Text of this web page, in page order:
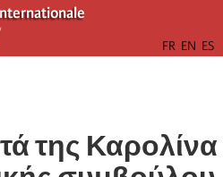
της Καρολίνα